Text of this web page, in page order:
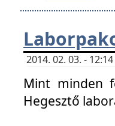
2014. 02. 03. -
Mint minden
Hegesztő